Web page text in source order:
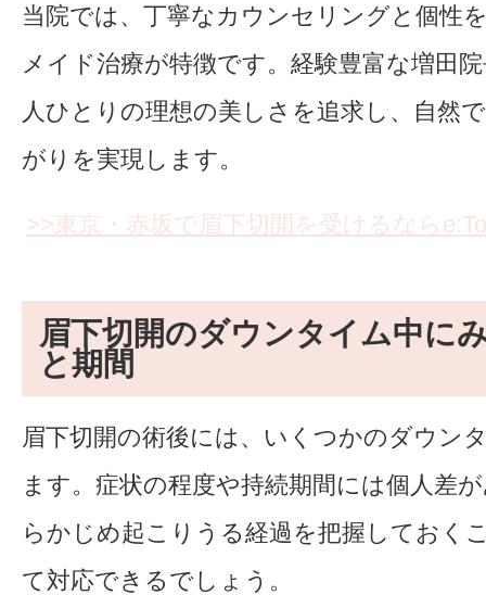
当院では、丁寧なカウンセリングと個性
メイド治療が特徴です。経験豊富な増田
人ひとりの理想の美しさを追求し、自然
がりを実現します。
>>東京・赤坂で眉下切開を受けるなら
眉下切開のダウンタイム中に
と期間
眉下切開の術後には、いくつかのダウン
ます。症状の程度や持続期間には個人差
らかじめ起こりうる経過を把握しておく
て対応できるでしょう。